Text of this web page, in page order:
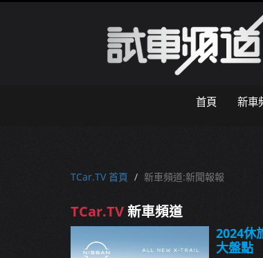
首頁 新車
TCar.TV 首頁 新車頻道:新聞報報
TCar.TV新車頻道
2024休
大盤點